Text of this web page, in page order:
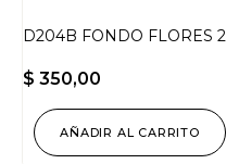
D204B FONDO FLORES 2
$ 350,00
AÑADIR AL CARRITO